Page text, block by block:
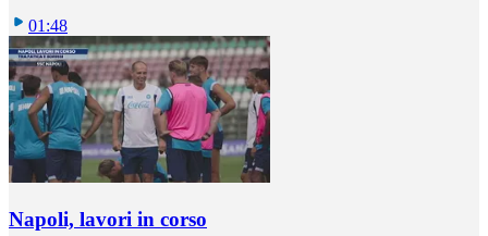
01:48
Napoli, lavori in corso